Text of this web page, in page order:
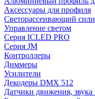
Аксессуары для профиля
Светорассеивающий
Управление светом
Серия ICLED PRO
Серия JM
Контроллеры
Диммеры
Усилители
Декодеры DMX 512
Датчики движения, звука